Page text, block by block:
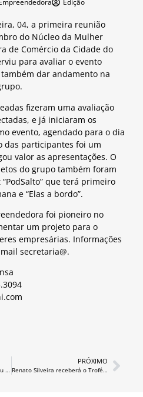
Edição
04, a primeira reunião
do Núcleo da Mulher
de Comércio da Cidade do
para avaliar o evento
também dar andamento na
fizeram uma avaliação
e já iniciaram os
evento, agendado para o dia
das participantes foi um
valor as apresentações. O
do grupo também foram
que terá primeiro
e “Elas a bordo”.
foi pioneiro no
um projeto para o
empresárias. Informações
secretaria@.
Conversas Conectadas abordou a Importância da Imagem
PRÓXIMO
Renato Silveira receberá o Troféu Câmara de Comércio